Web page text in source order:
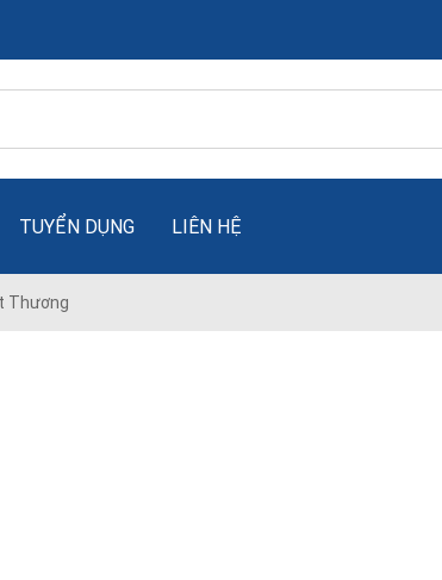
TUYỂN DỤNG LIÊN HỆ
Thương